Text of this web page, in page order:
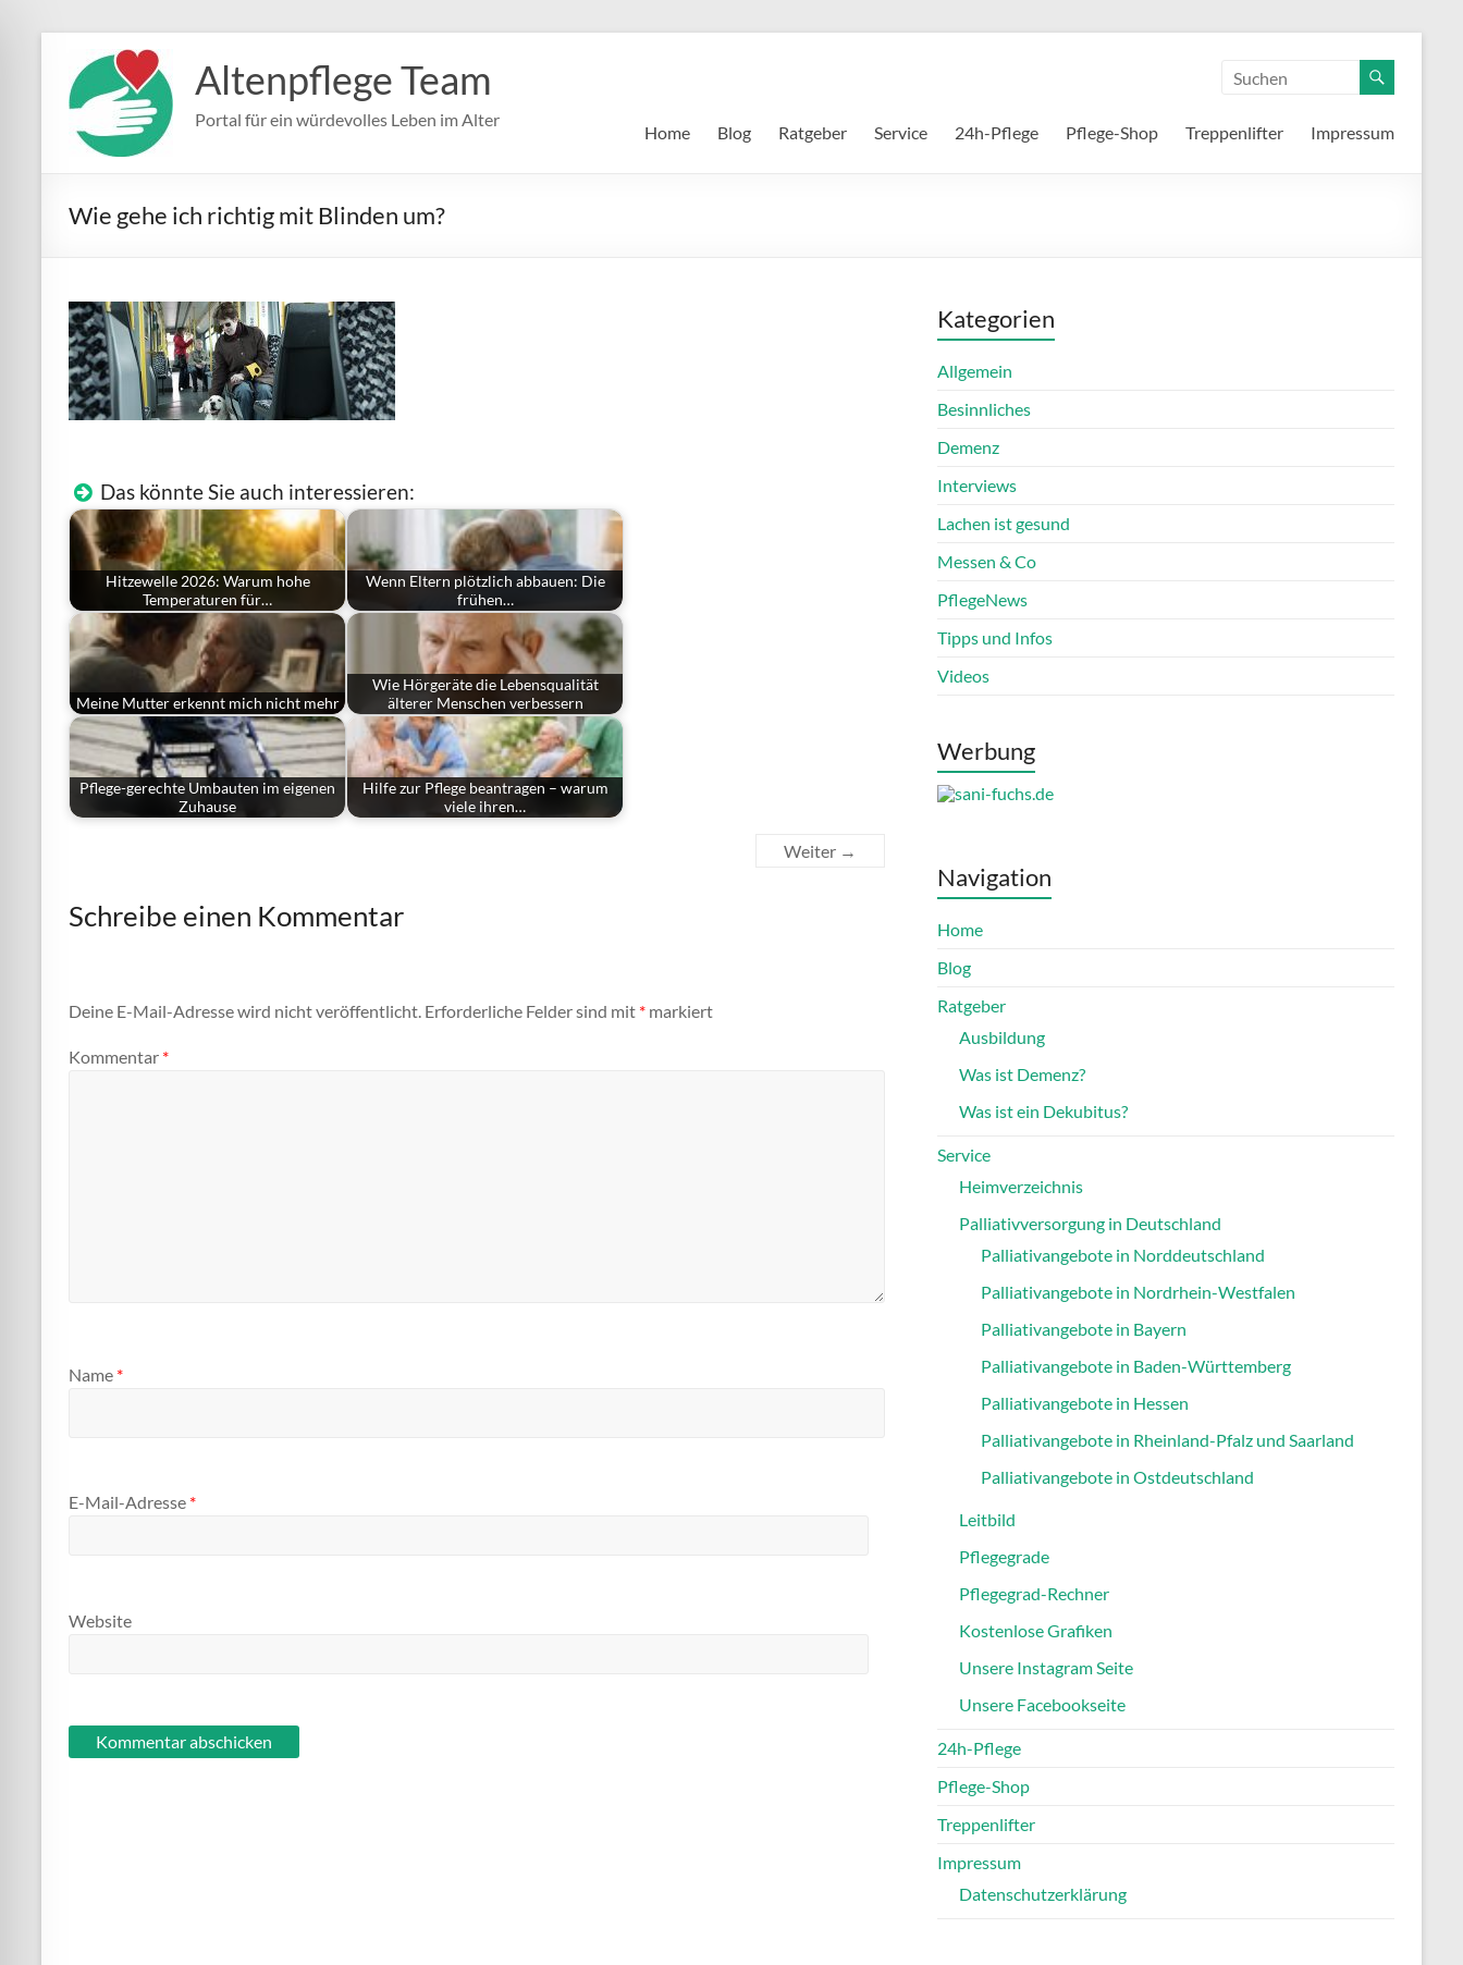
Inhalt
springen
Altenpflege Team
Portal für ein würdevolles Leben im Alter
Home Blog Ratgeber Service 24h-Pflege Pflege-Shop Treppenlifter Impressum
Wie gehe ich richtig mit Blinden um?
Das könnte Sie auch interessieren:
Hitzewelle 2026: Warum hohe
Temperaturen für…
Wenn Eltern plötzlich abbauen: Die
frühen…
Meine Mutter erkennt mich nicht mehr
Wie Hörgeräte die Lebensqualität
älterer Menschen verbessern
Pflege-gerechte Umbauten im eigenen
Zuhause
Hilfe zur Pflege beantragen – warum
viele ihren…
Weiter →
Schreibe einen Kommentar
Deine E-Mail-Adresse wird nicht veröffentlicht. Erforderliche Felder sind mit * markiert
Kommentar *
Name *
E-Mail-Adresse *
Website
Kategorien
Allgemein
Besinnliches
Demenz
Interviews
Lachen ist gesund
Messen & Co
PflegeNews
Tipps und Infos
Videos
Werbung
Navigation
Home
Blog
Ratgeber
Ausbildung
Was ist Demenz?
Was ist ein Dekubitus?
Service
Heimverzeichnis
Palliativversorgung in Deutschland
Palliativangebote in Norddeutschland
Palliativangebote in Nordrhein-Westfalen
Palliativangebote in Bayern
Palliativangebote in Baden-Württemberg
Palliativangebote in Hessen
Palliativangebote in Rheinland-Pfalz und Saarland
Palliativangebote in Ostdeutschland
Leitbild
Pflegegrade
Pflegegrad-Rechner
Kostenlose Grafiken
Unsere Instagram Seite
Unsere Facebookseite
24h-Pflege
Pflege-Shop
Treppenlifter
Impressum
Datenschutzerklärung